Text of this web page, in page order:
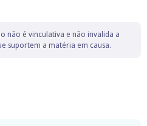
não é vinculativa e não invalida a
suportem a matéria em causa.